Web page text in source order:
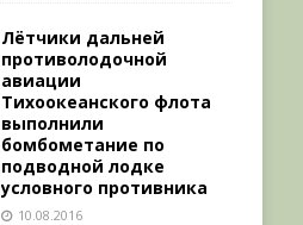
Лётчики дальней
противолодочной
авиации
Тихоокеанского флота
выполнили
бомбометание по
подводной лодке
условного противника
10.08.2016